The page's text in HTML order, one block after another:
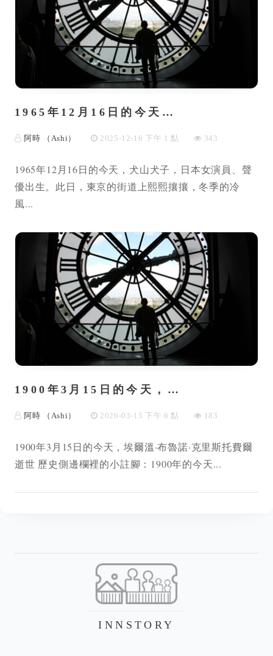
1965年12月16日的今天…
阿時 （Ashi） 2025-12-16 下午 1 點 343
1965年12月16日的今天，犬山犬子，日本女演員、聲
優出生。此日，東京的街道上熙熙攘攘，冬季的冷
風...
1900年3月15日的今天，…
阿時 （Ashi） 2026-03-15 下午 6 點 183
1900年3月15日的今天，埃爾溫·布魯諾·克里斯托費爾
逝世 歷史側邊欄裡的小註腳：1900年的今天...
INNSTORY